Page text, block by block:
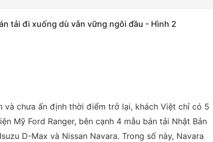
và chưa ấn định thời điểm trở lại, khách Việt chỉ có 5
Mỹ Ford Ranger, bên cạnh 4 mẫu bán tải Nhật Bản
D-Max và Nissan Navara. Trong số này, Navara